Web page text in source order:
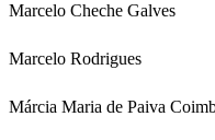
Marcelo Cheche Galves
Marcelo Rodrigues
Márcia Maria de Paiva